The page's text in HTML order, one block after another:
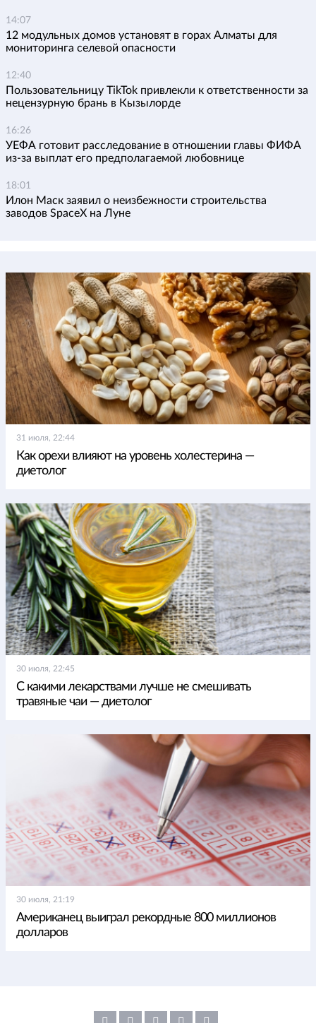
14:07
12 модульных домов установят в горах Алматы для
мониторинга селевой опасности
12:40
Пользовательницу TikTok привлекли к ответственности за
нецензурную брань в Кызылорде
16:26
УЕФА готовит расследование в отношении главы ФИФА
из-за выплат его предполагаемой любовнице
18:01
Илон Маск заявил о неизбежности строительства
заводов SpaceX на Луне
31 июля, 22:44
Как орехи влияют на уровень холестерина —
диетолог
30 июля, 22:45
С какими лекарствами лучше не смешивать
травяные чаи — диетолог
30 июля, 21:19
Американец выиграл рекордные 800 миллионов
долларов